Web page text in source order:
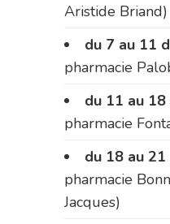
Aristide Briand)
du 7 au 11
pharmacie
du 11 au
pharmacie
du 18 au
pharmacie
Jacques)